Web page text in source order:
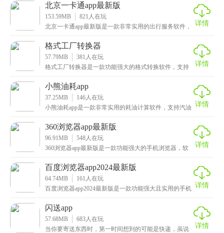
北京一卡通app最新版
153.59MB 821 人在玩
北京一卡通app最新版是一款非常实用的出行服务软件，
详情
格式工厂转换器
57.79MB 381 人在玩
格式工厂转换器是一款功能强大的格式转换软件，支持
其中
详情
小熊油耗app
37.25MB 146 人在玩
小熊油耗app是一款非常实用的耗油计算软件，支持汽油 详情
360浏览器app最新版
96.91MB 548 人在玩
360浏览器app最新版是一款功能强大的手机浏览器，软
详情
百度浏览器app2024最新版
64.74MB 161 人在玩
百度浏览器app2024最新版是一款功能强大且实用的手机 详情
闪送app
57.68MB 683 人在玩
当你要寄送东西时，第一时间想到的可能是快递，虽说
详情